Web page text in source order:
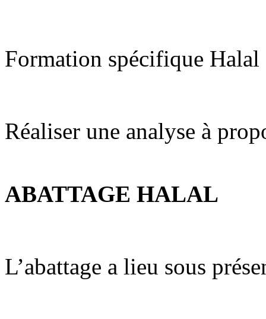
Formation spécifique Halal
Réaliser une analyse à
ABATTAGE HALAL
L’abattage a lieu sous